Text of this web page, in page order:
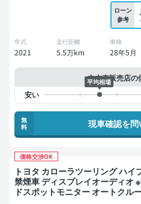
ローン
参考
年式
2021
走行距離
5.5万km
車検
28年5月
中古車販売店の
平均相場
無
料
現車確認を
価格交渉OK
トヨタ カローラツーリング ハ
禁煙車 ディスプレイオーディオ
ドスポットモニター オートクル